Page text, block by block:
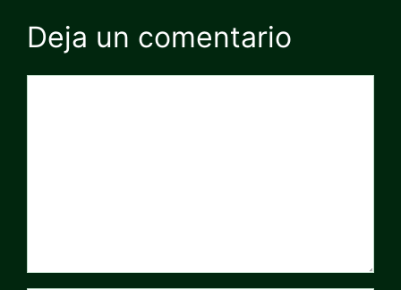
Deja un comentario